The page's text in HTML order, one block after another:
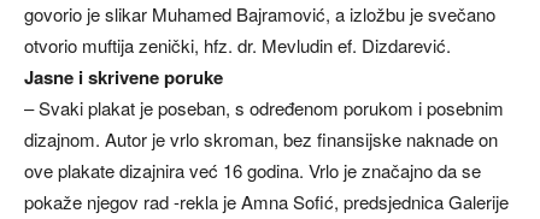
govorio je slikar Muhamed Bajramović, a izložbu je svečano
otvorio muftija zenički, hfz. dr. Mevludin ef. Dizdarević.
Jasne i skrivene poruke
– Svaki plakat je poseban, s određenom porukom i posebnim
dizajnom. Autor je vrlo skroman, bez finansijske naknade on
ove plakate dizajnira već 16 godina. Vrlo je značajno da se
pokaže njegov rad -rekla je Amna Sofić, predsjednica Galerije